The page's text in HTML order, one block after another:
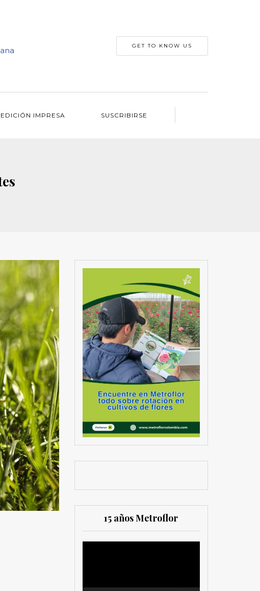
GET TO KNOW US
EDICIÓN IMPRESA SUSCRIBIRSE
15 años Metroflor